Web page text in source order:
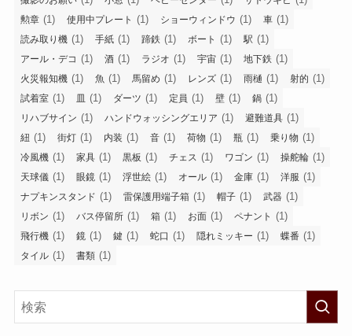
勲章 (1) 使用中プレート (1) ショーウィンドウ (1) 車 (1)
読み取り機 (1) 手紙 (1) 蹄鉄 (1) ボート (1) 駅 (1)
アール・デコ (1) 酒 (1) ラジオ (1) 宇宙 (1) 地下鉄 (1)
火災報知機 (1) 魚 (1) 馬留め (1) レンズ (1) 雨樋 (1) 射的 (1)
試着室 (1) 皿 (1) ダーツ (1) 定員 (1) 壁 (1) 鍋 (1)
リハブサイン (1) ハンドウォッシングエリア (1) 避難道具 (1)
紐 (1) 街灯 (1) 内装 (1) 音 (1) 荷物 (1) 瓶 (1) 乗り物 (1)
冷風機 (1) 家具 (1) 黒板 (1) チェス (1) ワゴン (1) 操舵輪 (1)
天球儀 (1) 眼鏡 (1) 浮世絵 (1) オール (1) 金庫 (1) 洋服 (1)
ナプキンスタンド (1) 雷保護用端子箱 (1) 帽子 (1) 武器 (1)
リボン (1) バス停留所 (1) 箱 (1) お面 (1) ペナント (1)
飛行機 (1) 鏡 (1) 鍵 (1) 蛇口 (1) 隠れミッキー (1) 蝶番 (1)
タイル (1) 書類 (1)